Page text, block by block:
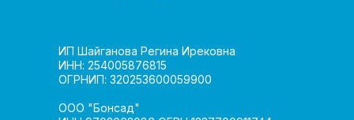
ИП Шайганова Регина Ирековна
ИНН: 254005876815
ОГРНИП: 320253600059900
ООО "Бонсад"